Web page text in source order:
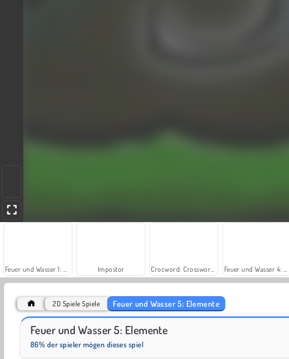
Impostor
2D Spiele Spiele Feuer und Wasser 5: Elemente
Feuer und Wasser 5: Elemente
86% der spieler mögen dieses spiel